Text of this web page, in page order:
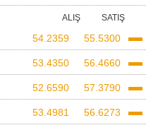
SATIŞ
ALIŞ
55.5300
54.2359
56.4660
53.4350
57.3790
52.6590
56.6273
53.4981